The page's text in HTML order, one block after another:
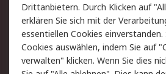
Rechtliches
AGB
Cookie-Richtlinie
Drittanbietern. Durch Klicken auf
erklären Sie sich mit der
essentiellen Cookies einverstanden.
Cookies auswählen, indem Sie auf
verwalten" klicken. Wenn Sie dies